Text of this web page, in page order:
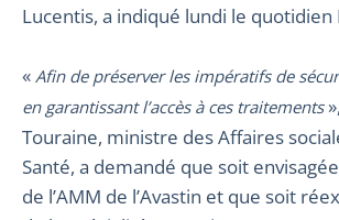
Lucentis, a indiqué lundi le quotidien
« Afin de préserver les impératifs de
en garantissant l’accès à ces traitements
Touraine, ministre des Affaires
Santé, a demandé que soit
de l’AMM de l’Avastin et que soit